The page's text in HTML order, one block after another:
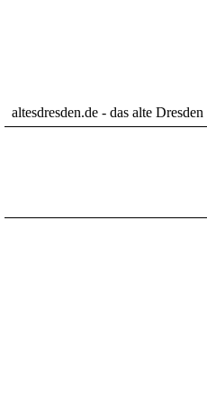
altesdresden.de - das alte